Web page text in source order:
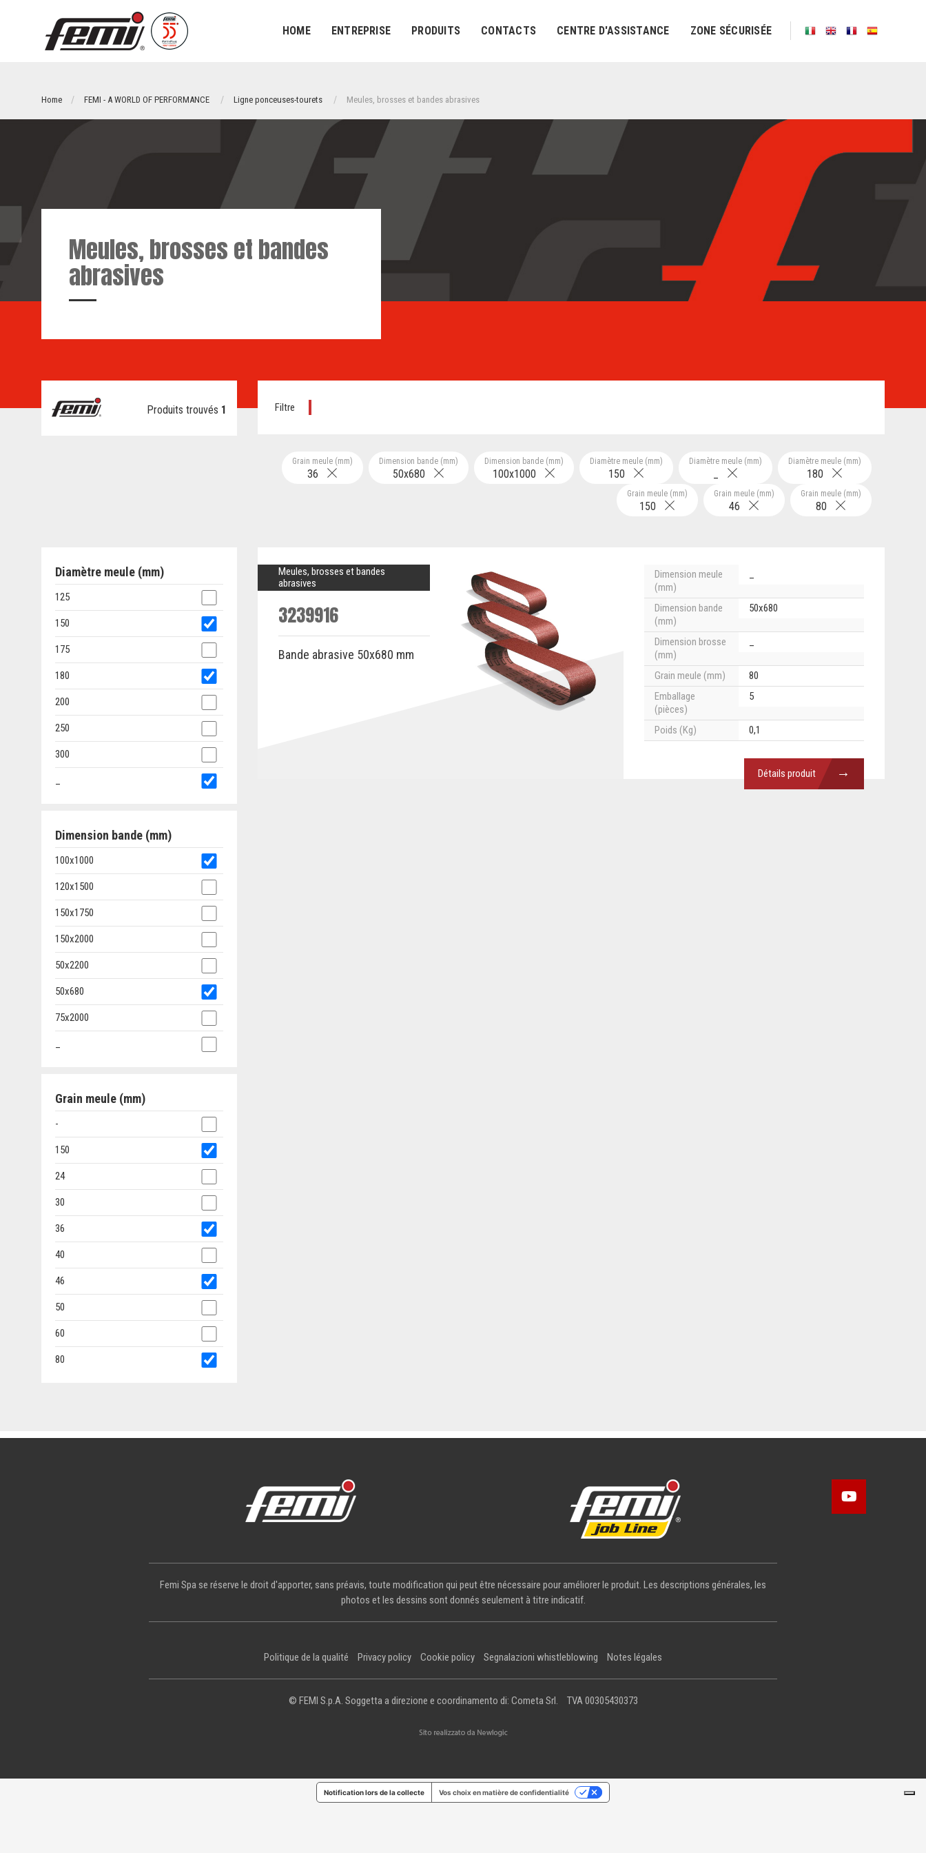
HOME ENTREPRISE PRODUITS CONTACTS CENTRE D'ASSISTANCE ZONE SÉCURISÉE
Home FEMI - A WORLD OF PERFORMANCE Ligne ponceuses-tourets Meules, brosses et bandes abrasives
Meules, brosses et bandes
abrasives
Produits trouvés 1 Filtre
Diamètre meule (mm)
180
Diamètre meule (mm)
Diamètre meule (mm)
150
Dimension bande (mm)
100x1000
Dimension bande (mm)
50x680
Grain meule (mm)
36
Grain meule (mm)
80
Grain meule (mm)
46
Grain meule (mm)
150
Diamètre meule (mm)
125
150
175
180
200
250
300
Dimension bande (mm)
100x1000
120x1500
150x1750
150x2000
50x2200
50x680
75x2000
Grain meule (mm)
-
150
24
30
36
40
46
50
60
80
Meules, brosses et bandes
abrasives
3239916
Bande abrasive 50x680 mm
Dimension meule
(mm)
Dimension bande
(mm)
50x680
Dimension brosse
(mm)
Grain meule (mm)
80
Emballage
(pièces)
5
Poids (Kg) 0,1
Détails produit →
Femi Spa se réserve le droit d'apporter, sans préavis, toute modification qui peut être nécessaire pour améliorer le produit. Les descriptions générales, les
photos et les dessins sont donnés seulement à titre indicatif.
Politique de la qualité Privacy policy Cookie policy Segnalazioni whistleblowing Notes légales
© FEMI S.p.A. Soggetta a direzione e coordinamento di: Cometa Srl. TVA 00305430373
Notification lors de la collecte Vos choix en matière de confidentialité